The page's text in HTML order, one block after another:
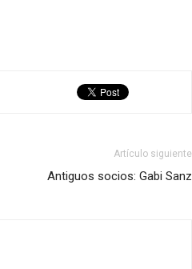
Artículo siguiente
Antiguos socios: Gabi Sanz